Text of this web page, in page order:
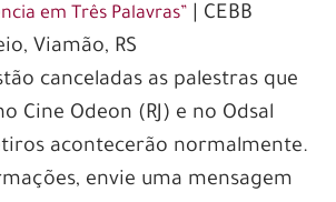
em Três Palavras”| CEBB
Viamão, RS
canceladas as palestras que
Cine Odeon (RJ) e no Odsal
acontecerão normalmente.
envie uma mensagem